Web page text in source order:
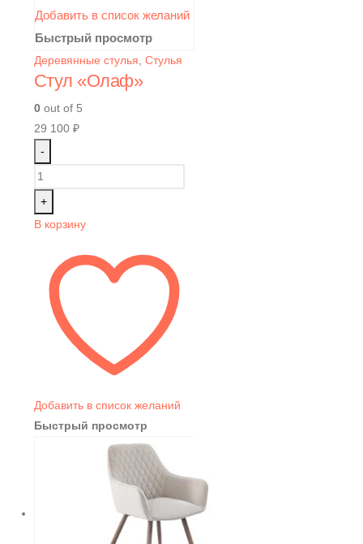
Добавить в список желаний
Быстрый просмотр
Деревянные стулья Стулья
Стул «Олаф»
0 out of 5
29 100 ₽
-
+
В корзину
Добавить в список желаний
Быстрый просмотр